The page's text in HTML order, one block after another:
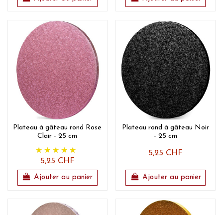
Plateau à gâteau rond Rose
Clair - 25 cm
5,25 CHF
Ajouter au panier
Plateau rond à gâteau Noir
- 25 cm
5,25 CHF
Ajouter au panier